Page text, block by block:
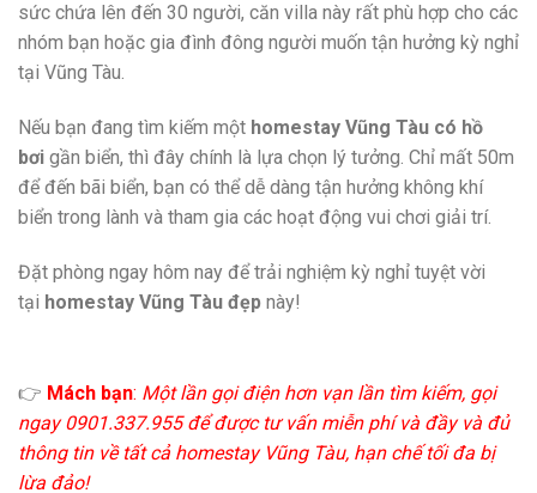
sức chứa lên đến 30 người, căn villa này rất phù hợp cho các
nhóm bạn hoặc gia đình đông người muốn tận hưởng kỳ nghỉ
tại Vũng Tàu.
Nếu bạn đang tìm kiếm một homestay Vũng Tàu có hồ
bơi gần biển, thì đây chính là lựa chọn lý tưởng. Chỉ mất 50m
để đến bãi biển, bạn có thể dễ dàng tận hưởng không khí
biển trong lành và tham gia các hoạt động vui chơi giải trí.
Đặt phòng ngay hôm nay để trải nghiệm kỳ nghỉ tuyệt vời
tại homestay Vũng Tàu đẹp này!
👉 Mách bạn: Một lần gọi điện hơn vạn lần tìm kiếm, gọi
ngay 0901.337.955 để được tư vấn miễn phí và đầy và đủ
thông tin về tất cả homestay Vũng Tàu, hạn chế tối đa bị
lừa đảo!